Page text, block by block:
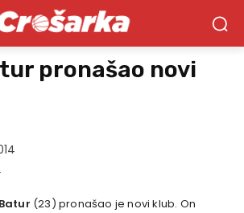
pronašao novi
(23) pronašao je novi klub. On